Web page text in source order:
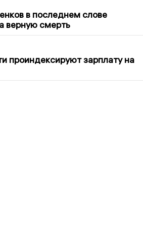
в последнем слове
верную смерть
проиндексируют зарплату на